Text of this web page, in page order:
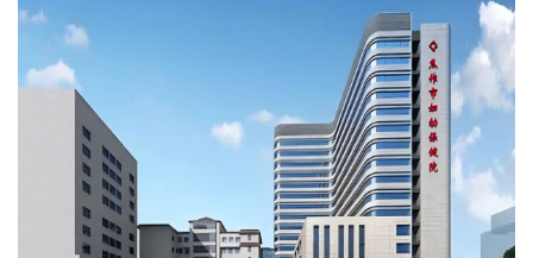
Médical International Transports en commun
Hôtel Club Résidentiel haut de gamme